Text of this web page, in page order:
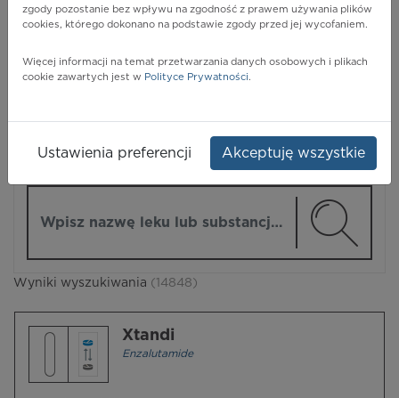
Pharmindex
Wyniki wyszukiwania (14848)
Xtandi
Enzalutamide
zgody pozostanie bez wpływu na zgodność z prawem używania plików
cookies, którego dokonano na podstawie zgody przed jej wycofaniem.
Więcej informacji na temat przetwarzania danych osobowych i plikach
cookie zawartych jest w Polityce Prywatności.
Ustawienia preferencji Akceptuję wszystkie